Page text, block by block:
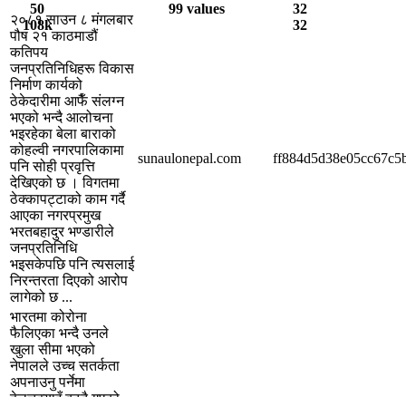
50
108k
99 values
32
32
२०८१ साउन ८ मंगलबार
पौष २१ काठमाडौं
कतिपय
जनप्रतिनिधिहरू विकास
निर्माण कार्यको
ठेकेदारीमा आफैँ संलग्न
भएको भन्दै आलोचना
भइरहेका बेला बाराको
कोहल्वी नगरपालिकामा
पनि सोही प्रवृत्ति
देखिएको छ । विगतमा
ठेक्कापट्टाको काम गर्दै
आएका नगरप्रमुख
भरतबहादुर भण्डारीले
जनप्रतिनिधि
भइसकेपछि पनि त्यसलाई
निरन्तरता दिएको आरोप
लागेको छ ...
sunaulonepal.com
भारतमा कोरोना
फैलिएका भन्दै उनले
खुला सीमा भएको
नेपालले उच्च सतर्कता
अपनाउनु पर्नेमा